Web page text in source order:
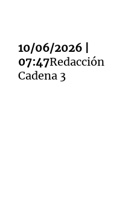
10/06/2026 |
07:47Redacción
Cadena 3